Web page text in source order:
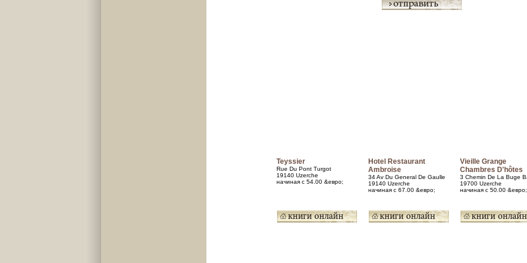
Teyssier
Rue Du Pont Turgot
19140 Uzerche
начиная с 54.00 &евро;
Hotel Restaurant
Ambroise
34 Av Du General De Gaulle
19140 Uzerche
начиная с 67.00 &евро;
Vieille Grange
Chambres D'hôtes
3 Chemin De La Buge
19700 Uzerche
начиная с 50.00 &евро;